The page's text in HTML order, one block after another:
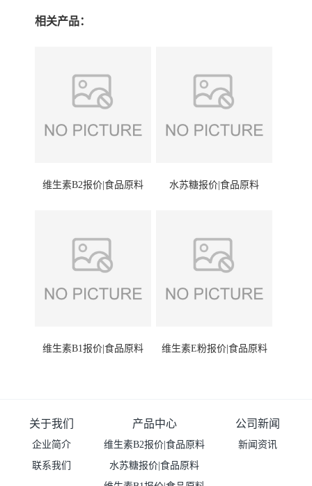
相关产品：
维生素B2报价|食品原料 水苏糖报价|食品原料
维生素B1报价|食品原料 维生素E粉报价|食品原料
关于我们
企业简介
联系我们
产品中心
维生素B2报价|食品原料
水苏糖报价|食品原料
公司新闻
新闻资讯